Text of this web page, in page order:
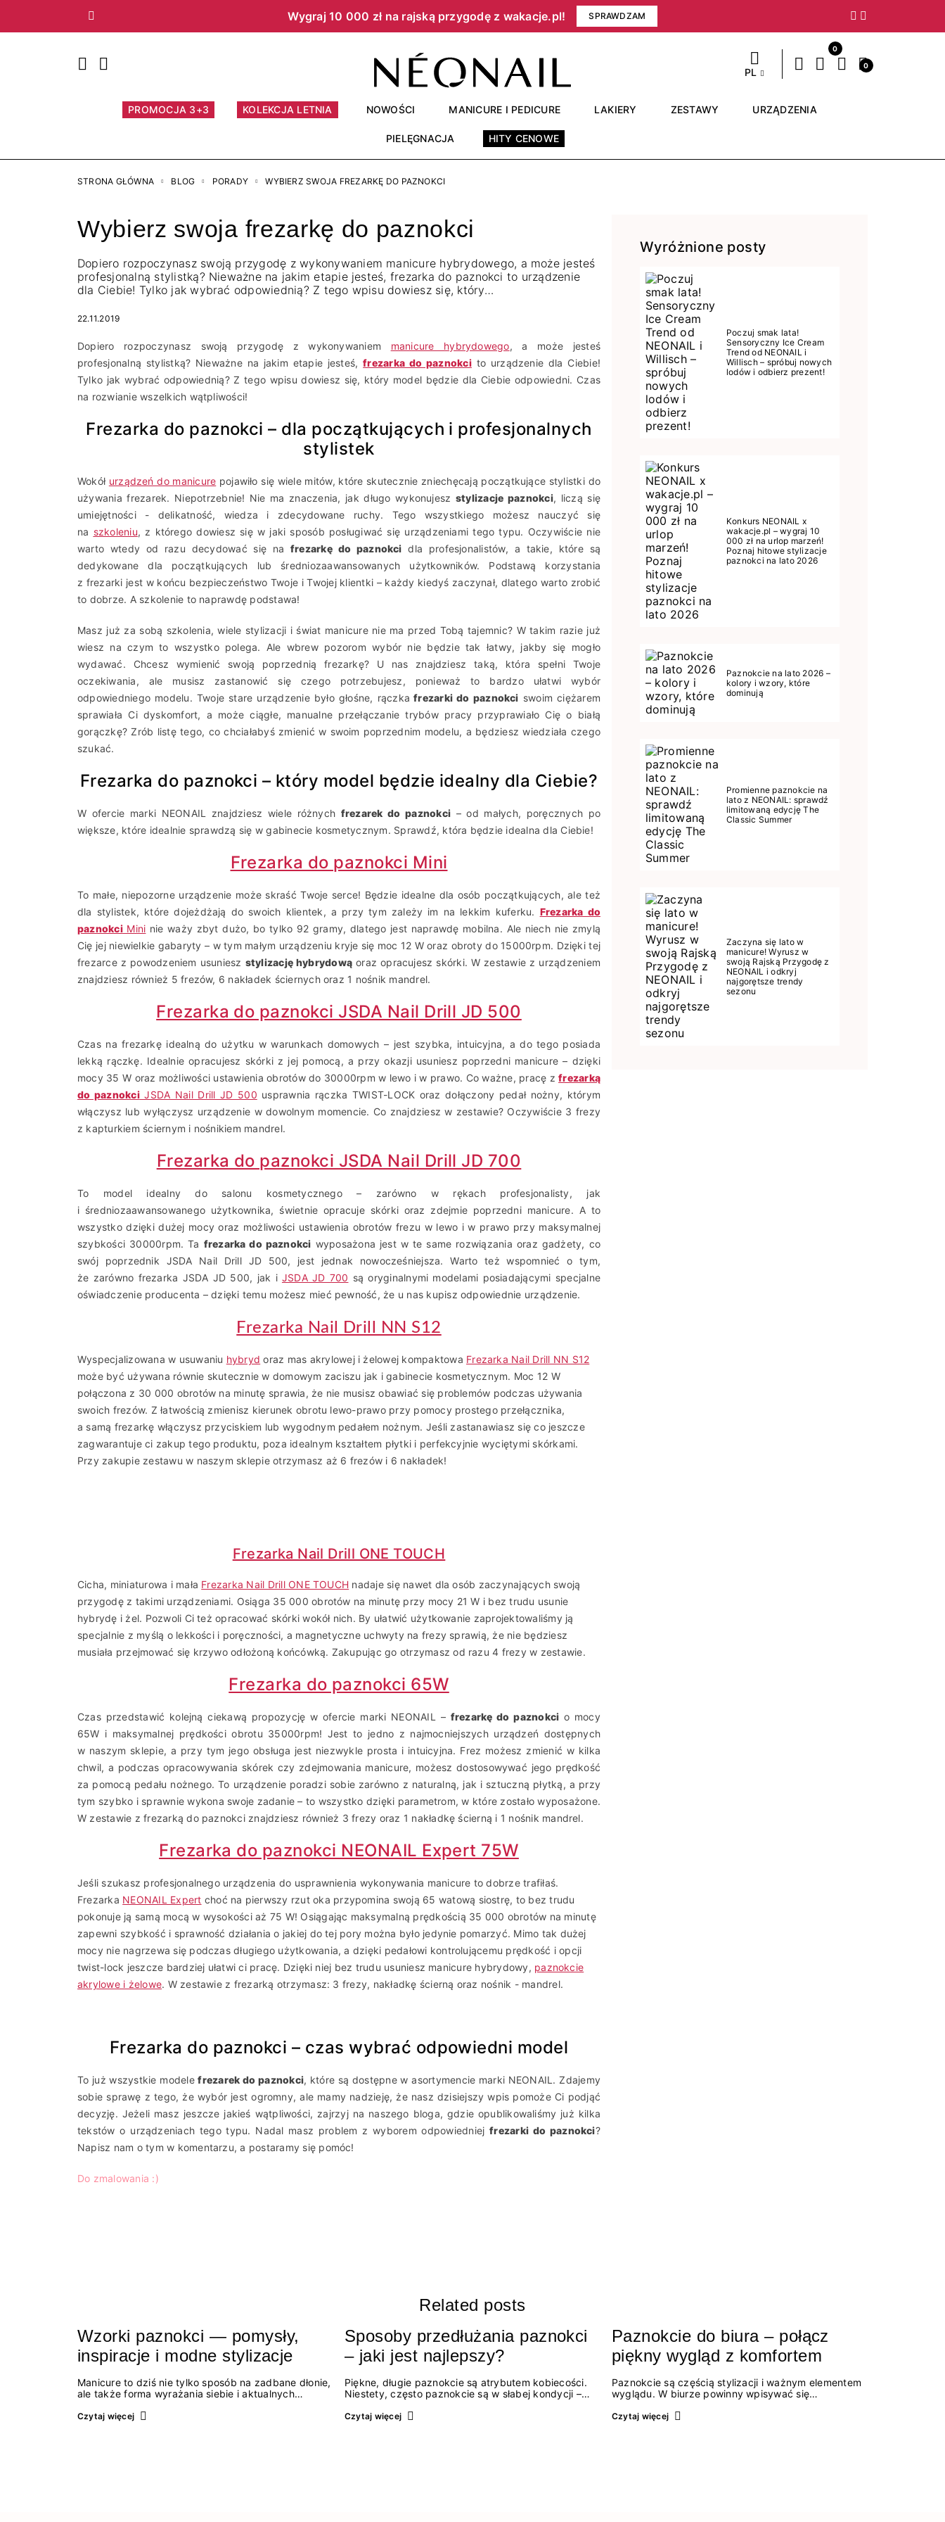
Wygraj 10 000 zł na rajską przygodę z wakacje.pl!​ SPRAWDZAM
Poprzedni Następny
PL
0
0
PROMOCJA 3+3 KOLEKCJA LETNIA NOWOŚCI MANICURE I PEDICURE LAKIERY ZESTAWY URZĄDZENIA
PIELĘGNACJA HITY CENOWE
STRONA GŁÓWNA BLOG PORADY WYBIERZ SWOJA FREZARKĘ DO PAZNOKCI
Wybierz swoja frezarkę do paznokci
Dopiero rozpoczynasz swoją przygodę z wykonywaniem manicure hybrydowego, a może jesteś
profesjonalną stylistką? Nieważne na jakim etapie jesteś, frezarka do paznokci to urządzenie
dla Ciebie! Tylko jak wybrać odpowiednią? Z tego wpisu dowiesz się, który…
22.11.2019
Dopiero rozpoczynasz swoją przygodę z wykonywaniem manicure hybrydowego, a może jesteś
profesjonalną stylistką? Nieważne na jakim etapie jesteś,frezarka do paznokcito urządzenie dla Ciebie!
Tylko jak wybrać odpowiednią? Z tego wpisu dowiesz się, który model będzie dla Ciebie odpowiedni. Czas
na rozwianie wszelkich wątpliwości!
Frezarka do paznokci – dla początkujących i profesjonalnych
stylistek
Wokół urządzeń do manicure pojawiło się wiele mitów, które skutecznie zniechęcają początkujące stylistki do
używania frezarek. Niepotrzebnie! Nie ma znaczenia, jak długo wykonujesz stylizacje paznokci, liczą się
umiejętności - delikatność, wiedza i zdecydowane ruchy. Tego wszystkiego możesz nauczyć się
na szkoleniu, z którego dowiesz się w jaki sposób posługiwać się urządzeniami tego typu. Oczywiście nie
warto wtedy od razu decydować się nafrezarkę do paznokci dla profesjonalistów, a takie, które są
dedykowane dla początkujących lub średniozaawansowanych użytkowników. Podstawą korzystania
z frezarki jest w końcu bezpieczeństwo Twoje i Twojej klientki – każdy kiedyś zaczynał, dlatego warto zrobić
to dobrze. A szkolenie to naprawdę podstawa!
Masz już za sobą szkolenia, wiele stylizacji i świat manicure nie ma przed Tobą tajemnic? W takim razie już
wiesz na czym to wszystko polega. Ale wbrew pozorom wybór nie będzie tak łatwy, jakby się mogło
wydawać. Chcesz wymienić swoją poprzednią frezarkę? U nas znajdziesz taką, która spełni Twoje
oczekiwania, ale musisz zastanowić się czego potrzebujesz, ponieważ to bardzo ułatwi wybór
odpowiedniego modelu. Twoje stare urządzenie było głośne, rączka frezarki do paznokci swoim ciężarem
sprawiała Ci dyskomfort, a może ciągłe, manualne przełączanie trybów pracy przyprawiało Cię o białą
gorączkę? Zrób listę tego, co chciałabyś zmienić w swoim poprzednim modelu, a będziesz wiedziała czego
szukać.
Frezarka do paznokci – który model będzie idealny dla Ciebie?
W ofercie marki NEONAIL znajdziesz wiele różnych frezarek do paznokci – od małych, poręcznych po
większe, które idealnie sprawdzą się w gabinecie kosmetycznym. Sprawdź, która będzie idealna dla Ciebie!
Frezarka do paznokci Mini
To małe, niepozorne urządzenie może skraść Twoje serce! Będzie idealne dla osób początkujących, ale też
dla stylistek, które dojeżdżają do swoich klientek, a przy tym zależy im na lekkim kuferku. Frezarka do
paznokciMini nie waży zbyt dużo, bo tylko 92 gramy, dlatego jest naprawdę mobilna. Ale niech nie zmylą
Cię jej niewielkie gabaryty – w tym małym urządzeniu kryje się moc 12 W oraz obroty do 15000rpm. Dzięki tej
frezarce z powodzeniem usuniesz stylizację hybrydową oraz opracujesz skórki. W zestawie z urządzeniem
znajdziesz również 5 frezów, 6 nakładek ściernych oraz 1 nośnik mandrel.
Frezarka do paznokci JSDA Nail Drill JD 500
Czas na frezarkę idealną do użytku w warunkach domowych – jest szybka, intuicyjna, a do tego posiada
lekką rączkę. Idealnie opracujesz skórki z jej pomocą, a przy okazji usuniesz poprzedni manicure – dzięki
mocy 35 W oraz możliwości ustawienia obrotów do 30000rpm w lewo i w prawo. Co ważne, pracę zfrezarką
do paznokciJSDA Nail Drill JD 500 usprawnia rączka TWIST-LOCK oraz dołączony pedał nożny, którym
włączysz lub wyłączysz urządzenie w dowolnym momencie. Co znajdziesz w zestawie? Oczywiście 3 frezy
z kapturkiem ściernym i nośnikiem mandrel.
Frezarka do paznokci JSDA Nail Drill JD 700
To model idealny do salonu kosmetycznego – zarówno w rękach profesjonalisty, jak
i średniozaawansowanego użytkownika, świetnie opracuje skórki oraz zdejmie poprzedni manicure. A to
wszystko dzięki dużej mocy oraz możliwości ustawienia obrotów frezu w lewo i w prawo przy maksymalnej
szybkości 30000rpm. Ta frezarka do paznokci wyposażona jest w te same rozwiązania oraz gadżety, co
swój poprzednik JSDA Nail Drill JD 500, jest jednak nowocześniejsza. Warto też wspomnieć o tym,
że zarówno frezarka JSDA JD 500, jak i JSDA JD 700 są oryginalnymi modelami posiadającymi specjalne
oświadczenie producenta – dzięki temu możesz mieć pewność, że u nas kupisz odpowiednie urządzenie.
Frezarka Nail Drill NN S12
Wyspecjalizowana w usuwaniu hybryd oraz mas akrylowej i żelowej kompaktowa Frezarka Nail Drill NN S12
może być używana równie skutecznie w domowym zaciszu jak i gabinecie kosmetycznym. Moc 12 W
połączona z 30 000 obrotów na minutę sprawia, że nie musisz obawiać się problemów podczas używania
swoich frezów. Z łatwością zmienisz kierunek obrotu lewo-prawo przy pomocy prostego przełącznika,
a samą frezarkę włączysz przyciskiem lub wygodnym pedałem nożnym. Jeśli zastanawiasz się co jeszcze
zagwarantuje ci zakup tego produktu, poza idealnym kształtem płytki i perfekcyjnie wyciętymi skórkami.
Przy zakupie zestawu w naszym sklepie otrzymasz aż 6 frezów i 6 nakładek!
Frezarka Nail Drill ONE TOUCH
Cicha, miniaturowa i mała Frezarka Nail Drill ONE TOUCH nadaje się nawet dla osób zaczynających swoją
przygodę z takimi urządzeniami. Osiąga 35 000 obrotów na minutę przy mocy 21 W i bez trudu usunie
hybrydę i żel. Pozwoli Ci też opracować skórki wokół nich. By ułatwić użytkowanie zaprojektowaliśmy ją
specjalnie z myślą o lekkości i poręczności, a magnetyczne uchwyty na frezy sprawią, że nie będziesz
musiała przejmować się krzywo odłożoną końcówką. Zakupując go otrzymasz od razu 4 frezy w zestawie.
Frezarka do paznokci 65W
Czas przedstawić kolejną ciekawą propozycję w ofercie marki NEONAIL – frezarkę do paznokci o mocy
65W i maksymalnej prędkości obrotu 35000rpm! Jest to jedno z najmocniejszych urządzeń dostępnych
w naszym sklepie, a przy tym jego obsługa jest niezwykle prosta i intuicyjna. Frez możesz zmienić w kilka
chwil, a podczas opracowywania skórek czy zdejmowania manicure, możesz dostosowywać jego prędkość
za pomocą pedału nożnego. To urządzenie poradzi sobie zarówno z naturalną, jak i sztuczną płytką, a przy
tym szybko i sprawnie wykona swoje zadanie – to wszystko dzięki parametrom, w które zostało wyposażone.
W zestawie z frezarką do paznokci znajdziesz również 3 frezy oraz 1 nakładkę ścierną i 1 nośnik mandrel.
Frezarka do paznokci NEONAIL Expert 75W
Jeśli szukasz profesjonalnego urządzenia do usprawnienia wykonywania manicure to dobrze trafiłaś.
Frezarka NEONAIL Expert choć na pierwszy rzut oka przypomina swoją 65 watową siostrę, to bez trudu
pokonuje ją samą mocą w wysokości aż 75 W! Osiągając maksymalną prędkością 35 000 obrotów na minutę
zapewni szybkość i sprawność działania o jakiej do tej pory można było jedynie pomarzyć. Mimo tak dużej
mocy nie nagrzewa się podczas długiego użytkowania, a dzięki pedałowi kontrolującemu prędkość i opcji
twist-lock jeszcze bardziej ułatwi ci pracę. Dzięki niej bez trudu usuniesz manicure hybrydowy, paznokcie
akrylowe i żelowe. W zestawie z frezarką otrzymasz: 3 frezy, nakładkę ścierną oraz nośnik - mandrel.
Frezarka do paznokci – czas wybrać odpowiedni model
To już wszystkie modelefrezarek do paznokci, które są dostępne w asortymencie marki NEONAIL. Zdajemy
sobie sprawę z tego, że wybór jest ogromny, ale mamy nadzieję, że nasz dzisiejszy wpis pomoże Ci podjąć
decyzję. Jeżeli masz jeszcze jakieś wątpliwości, zajrzyj na naszego bloga, gdzie opublikowaliśmy już kilka
tekstów o urządzeniach tego typu. Nadal masz problem z wyborem odpowiedniejfrezarki do paznokci?
Napisz nam o tym w komentarzu, a postaramy się pomóc!
Do zmalowania :)
Wyróżnione posty
Poczuj smak lata!
Sensoryczny Ice Cream
Trend od NEONAIL i
Willisch – spróbuj nowych
lodów i odbierz prezent!
Konkurs NEONAIL x
wakacje.pl – wygraj 10
000 zł na urlop marzeń!
Poznaj hitowe stylizacje
paznokci na lato 2026
Paznokcie na lato 2026 –
kolory i wzory, które
dominują
Promienne paznokcie na
lato z NEONAIL: sprawdź
limitowaną edycję The
Classic Summer
Zaczyna się lato w
manicure! Wyrusz w
swoją Rajską Przygodę z
NEONAIL i odkryj
najgorętsze trendy
sezonu
Related posts
Wzorki paznokci — pomysły,
inspiracje i modne stylizacje
Manicure to dziś nie tylko sposób na zadbane dłonie,
ale także forma wyrażania siebie i aktualnych
popularnością, ponieważ pozwalają na kreatywność
Czytaj więcej
Sposoby przedłużania paznokci
– jaki jest najlepszy?
Piękne, długie paznokcie są atrybutem kobiecości.
Niestety, często paznokcie są w słabej kondycji –
kłopotliwe. Na szczęście dostępne są produkty,
Czytaj więcej
Paznokcie do biura – połącz
piękny wygląd z komfortem
Paznokcie są częścią stylizacji i ważnym elementem
wyglądu. W biurze powinny wpisywać się
Muszą być subtelne i nienachalne. Nie ma tu miejsca
Czytaj więcej